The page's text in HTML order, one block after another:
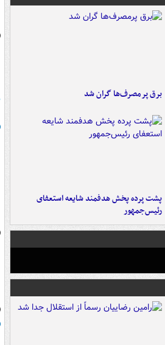
برق پرمصرف‌ها گران شد
پشت پرده پخش هدفمند شایعه استعفای
رئیس‌جمهور